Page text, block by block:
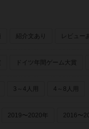
紹介文あり レビュー
ドイツ年間ゲーム大賞
3～4人用 4～8人用
2019〜2020年 2016〜